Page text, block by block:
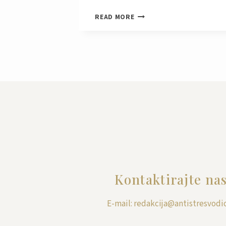
READ MOREDA
Kontaktirajte nas
E-mail: